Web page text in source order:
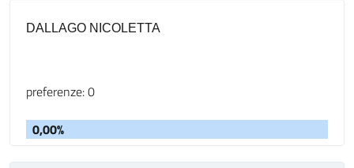
DALLAGO NICOLETTA
preferenze: 0
0,00%